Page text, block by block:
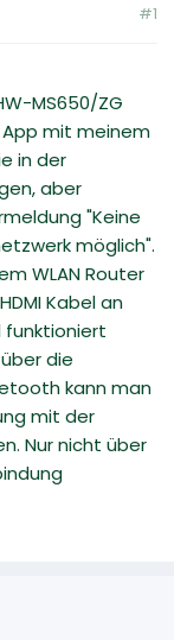
#1
MS650/ZG
App mit meinem
in der
aber
"Keine
möglich".
WLAN Router
Kabel an
funktioniert
die
kann man
mit der
Nur nicht über